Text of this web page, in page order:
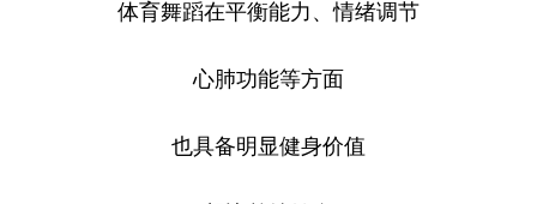
体育舞蹈在平衡能力、情绪调节
心肺功能等方面
也具备明显健身价值